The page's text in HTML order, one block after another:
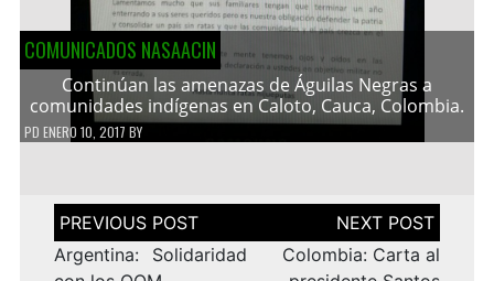
COMUNICADOS NASAACIN
Continúan las amenazas de Águilas Negras a
comunidades indígenas en Caloto, Cauca, Colombia.
PD ENERO 10, 2017 BY
Navegación
de
entradas
Argentina: Solidaridad
Colombia: Carta al